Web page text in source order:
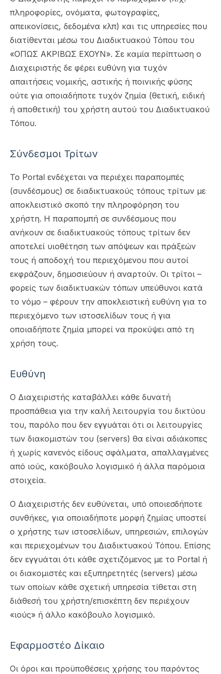
πληροφορίες, ονόματα, φωτογραφίες,
απεικονίσεις, δεδομένα κλπ) και τις υπηρεσίες που
διατίθενται μέσω του Διαδικτυακού Τόπου του
«ΟΠΩΣ ΑΚΡΙΒΩΣ ΕΧΟΥΝ». Σε καμία περίπτωση ο
Διαχειριστής δε φέρει ευθύνη για τυχόν
απαιτήσεις νομικής, αστικής ή ποινικής φύσης
ούτε για οποιαδήποτε τυχόν ζημία (θετική, ειδική
ή αποθετική) του χρήστη αυτού του Διαδικτυακού
Τόπου.
Σύνδεσμοι Τρίτων
Το Portal ενδέχεται να περιέχει παραπομπές
(συνδέσμους) σε διαδικτυακούς τόπους τρίτων με
αποκλειστικό σκοπό την πληροφόρηση του
χρήστη. Η παραπομπή σε συνδέσμους που
ανήκουν σε διαδικτυακούς τόπους τρίτων δεν
αποτελεί υιοθέτηση των απόψεων και πράξεών
τους ή αποδοχή του περιεχόμενου που αυτοί
εκφράζουν, δημοσιεύουν ή αναρτούν. Οι τρίτοι –
φορείς των διαδικτυακών τόπων υπεύθυνοι κατά
το νόμο – φέρουν την αποκλειστική ευθύνη για το
περιεχόμενο των ιστοσελίδων τους ή για
οποιαδήποτε ζημία μπορεί να προκύψει από τη
χρήση τους.
Ευθύνη
Ο Διαχειριστής καταβάλλει κάθε δυνατή
προσπάθεια για την καλή λειτουργία του δικτύου
του, παρόλο που δεν εγγυάται ότι οι λειτουργίες
των διακομιστών του (servers) θα είναι αδιάκοπες
ή χωρίς κανενός είδους σφάλματα, απαλλαγμένες
από ιούς, κακόβουλο λογισμικό ή άλλα παρόμοια
στοιχεία.
Ο Διαχειριστής δεν ευθύνεται, υπό οποιεσδήποτε
συνθήκες, για οποιαδήποτε μορφή ζημίας υποστεί
ο χρήστης των ιστοσελίδων, υπηρεσιών, επιλογών
και περιεχομένων του Διαδικτυακού Τόπου. Επίσης
δεν εγγυάται ότι κάθε σχετιζόμενος με το Portal ή
οι διακομιστές και εξυπηρετητές (servers) μέσω
των οποίων κάθε σχετική υπηρεσία τίθεται στη
διάθεσή του χρήστη/επισκέπτη δεν περιέχουν
«ιούς» ή άλλο κακόβουλο λογισμικό.
Εφαρμοστέο Δίκαιο
Οι όροι και προϋποθέσεις χρήσης του παρόντος